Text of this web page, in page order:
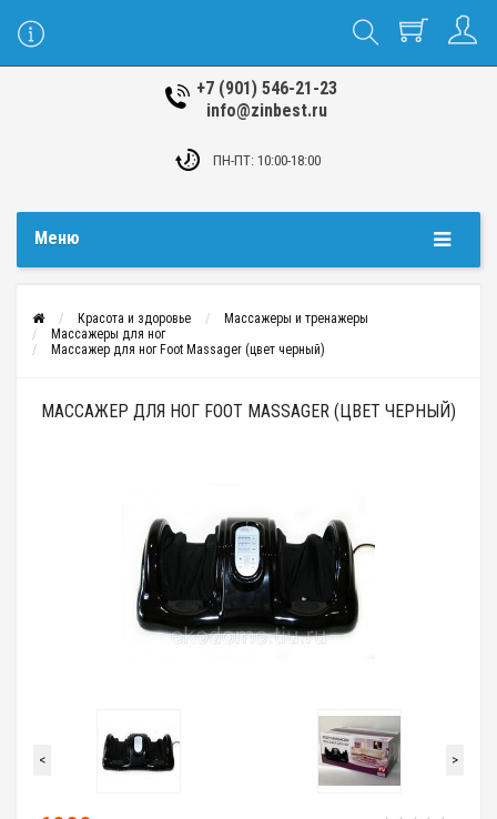
+7 (901) 546-21-23
info@zinbest.ru
ПН-ПТ: 10:00-18:00
Меню
Красота и здоровье
Массажеры и тренажеры
Массажеры для ног
Массажер для ног Foot Massager (цвет черный)
МАССАЖЕР ДЛЯ НОГ FOOT MASSAGER (ЦВЕТ ЧЕРНЫЙ)
< >